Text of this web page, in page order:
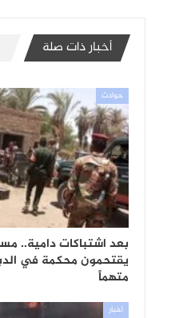
أخبار ذات صلة
حوادث
بعد اشتباكات دامية..
يقتحمون محكمة في
متهماً
أخبار